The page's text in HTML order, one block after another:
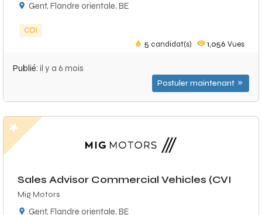
Gent, Flandre orientale, BE
CDI
5 candidat(s) 1,056 Vues
Publié: il y a 6 mois
Postuler maintenant
Sales Advisor Commercial Vehicles (CVI
Mig Motors
Gent, Flandre orientale, BE